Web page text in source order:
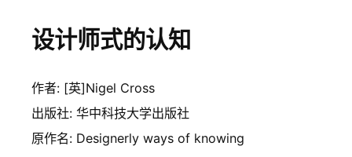
设计师式的认知
作者: [英]Nigel Cross
出版社: 华中科技大学出版社
原作名: Designerly ways of knowing